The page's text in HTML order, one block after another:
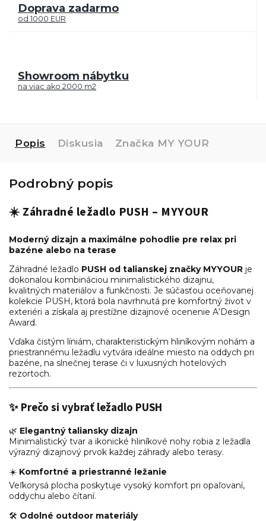
Doprava zadarmo
od 1000 EUR
Showroom nábytku
na viac ako 2000 m2
Popis Diskusia Značka MY YOUR
Podrobný popis
☀️ Záhradné ležadlo PUSH – MYYOUR
Moderný dizajn a maximálne pohodlie pre relax pri
bazéne alebo na terase
Záhradné ležadlo PUSH od talianskej značky MYYOUR je
dokonalou kombináciou minimalistického dizajnu,
kvalitných materiálov a funkčnosti. Je súčasťou oceňovanej
kolekcie PUSH, ktorá bola navrhnutá pre komfortný život v
exteriéri a získala aj prestížne dizajnové ocenenie A’Design
Award.
Vďaka čistým líniám, charakteristickým hliníkovým nohám a
priestrannému ležadlu vytvára ideálne miesto na oddych pri
bazéne, na slnečnej terase či v luxusných hotelových
rezortoch.
✨ Prečo si vybrať ležadlo PUSH
🌿 Elegantný taliansky dizajn
Minimalistický tvar a ikonické hliníkové nohy robia z ležadla
výrazný dizajnový prvok každej záhrady alebo terasy.
☀️ Komfortné a priestranné ležanie
Veľkorysá plocha poskytuje vysoký komfort pri opaľovaní,
oddychu alebo čítaní.
🛠️ Odolné outdoor materiály